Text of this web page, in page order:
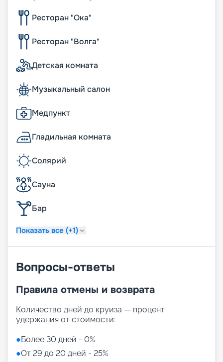
Ресторан "Ока"
Ресторан "Волга"
Детская комната
Музыкальный салон
Медпункт
Гладильная комната
Солярий
Сауна
Бар
Показать все (+1)
Вопросы-ответы
Правила отмены и возврата
Количество дней до круиза — процент
удержания от стоимости:
●Более 30 дней - 0%
●От 29 до 20 дней - 25%